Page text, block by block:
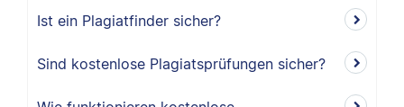
Ist ein Plagiatfinder sicher?
Sind kostenlose Plagiatsprüfungen sicher?